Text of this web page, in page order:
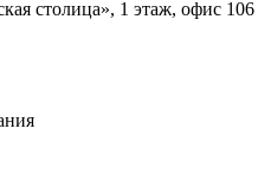
столица», 1 этаж, офис 106